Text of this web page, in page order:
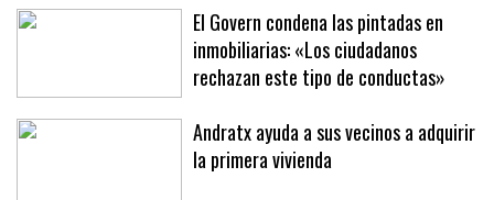
El Govern condena las pintadas en
inmobiliarias: «Los ciudadanos
rechazan este tipo de conductas»
Andratx ayuda a sus vecinos a adquirir
la primera vivienda